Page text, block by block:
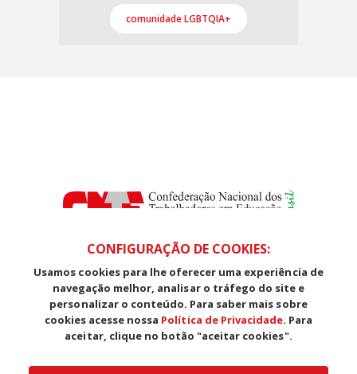
comunidade LGBTQIA+
SDS, Edifício Venâncio III, Salas 101/106
CEP: 70393-902 - Brasília - DF
Telefone (61) 3225-1003 - E-mail cnte@cnte.org.br
CONFIGURAÇÃO DE COOKIES:
Usamos cookies para lhe oferecer uma experiência de
navegação melhor, analisar o tráfego do site e
personalizar o conteúdo. Para saber mais sobre
cookies acesse nossa Política de Privacidade. Para
aceitar, clique no botão "aceitar cookies".